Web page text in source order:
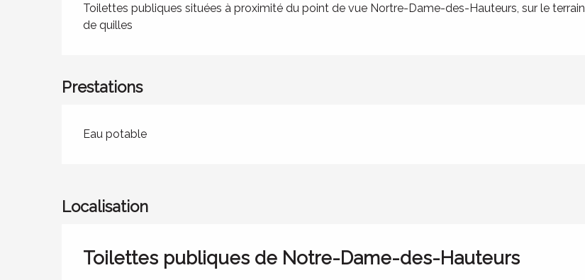
Toilettes publiques situées à proximité du point de vue Nortre-Dame-des-Hauteurs, sur le terrain
de quilles
Prestations
Eau potable
Localisation
Toilettes publiques de Notre-Dame-des-Hauteurs